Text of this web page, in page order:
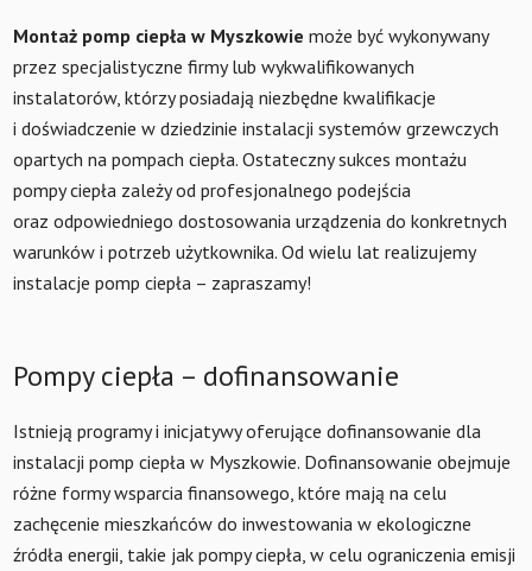
Montaż pomp ciepła w Myszkowie może być wykonywany
przez specjalistyczne firmy lub wykwalifikowanych
instalatorów, którzy posiadają niezbędne kwalifikacje
i doświadczenie w dziedzinie instalacji systemów grzewczych
opartych na pompach ciepła. Ostateczny sukces montażu
pompy ciepła zależy od profesjonalnego podejścia
oraz odpowiedniego dostosowania urządzenia do konkretnych
warunków i potrzeb użytkownika. Od wielu lat realizujemy
instalacje pomp ciepła – zapraszamy!
Pompy ciepła – dofinansowanie
Istnieją programy i inicjatywy oferujące dofinansowanie dla
instalacji pomp ciepła w Myszkowie. Dofinansowanie obejmuje
różne formy wsparcia finansowego, które mają na celu
zachęcenie mieszkańców do inwestowania w ekologiczne
źródła energii, takie jak pompy ciepła, w celu ograniczenia emisji